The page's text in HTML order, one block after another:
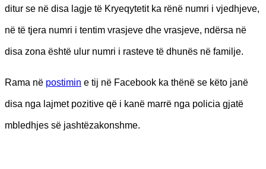
ditur se në disa lagje të Kryeqytetit ka rënë numri i vjedhjeve,
në të tjera numri i tentim vrasjeve dhe vrasjeve, ndërsa në
disa zona është ulur numri i rasteve të dhunës në familje.
Rama në postimin e tij në Facebook ka thënë se këto janë
disa nga lajmet pozitive që i kanë marrë nga policia gjatë
mbledhjes së jashtëzakonshme.